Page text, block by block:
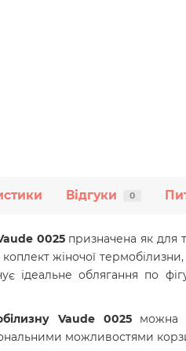
Відгуки 0
0025призначена як для
жіночої
ідеальне облягання по
Vaude 0025можна
можливостями